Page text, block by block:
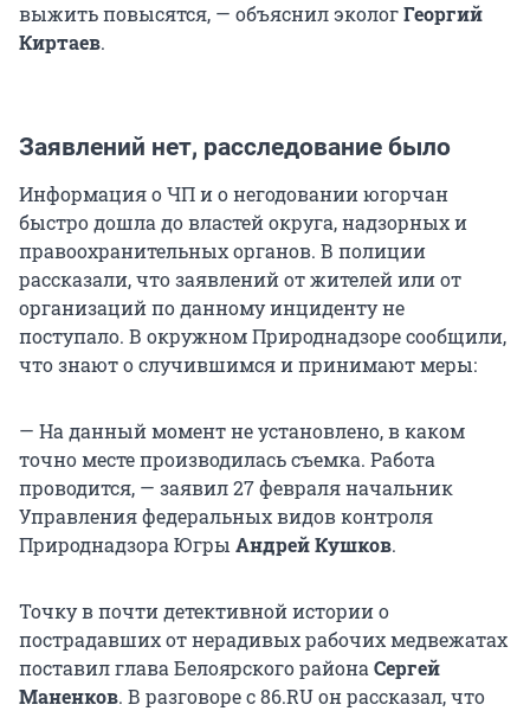
выжить повысятся, — объяснил экологГеоргий
Киртаев.
Заявлений нет, расследование было
Информация о ЧП и о негодовании югорчан
быстро дошла до властей округа, надзорных и
правоохранительных органов. В полиции
рассказали, что заявлений от жителей или от
организаций по данному инциденту не
поступало. В окружном Природнадзоре сообщили,
что знают о случившимся и принимают меры:
— На данный момент не установлено, в каком
точно месте производилась съемка. Работа
проводится, — заявил 27 февраля начальник
Управления федеральных видов контроля
Природнадзора Югры Андрей Кушков.
Точку в почти детективной истории о
пострадавших от нерадивых рабочих медвежатах
поставил глава Белоярского района Сергей
Маненков. В разговоре с 86.RU он рассказал, что